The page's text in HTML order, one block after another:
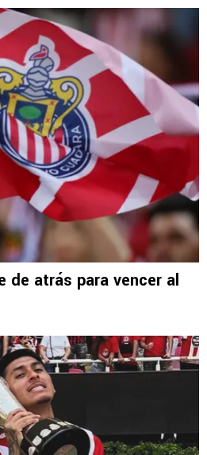
de atrás para vencer al